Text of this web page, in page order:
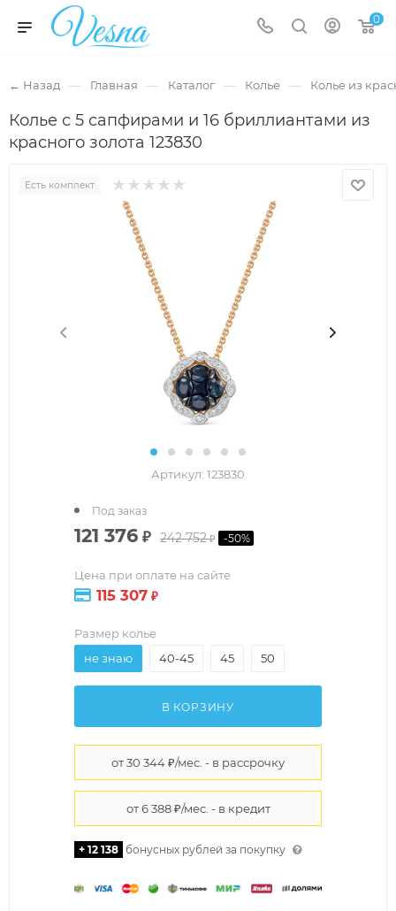
0
← Назад — Главная — Каталог — Колье — Колье из
Колье с 5 сапфирами и 16 бриллиантами из
красного золота 123830
Есть комплект
Артикул: 123830
121 376 ₽ 242 752₽ -50%
Цена при оплате на сайте
115 307 ₽
Под заказ
Размер колье
не знаю
40-45 45 50
В КОРЗИНУ
+ 12 138 бонусных рублей за покупку